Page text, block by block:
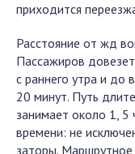
приходится
Расстояние от жд
Пассажиров
с раннего утра и до
20 минут. Путь
занимает около 1, 5
времени: не
заторы.